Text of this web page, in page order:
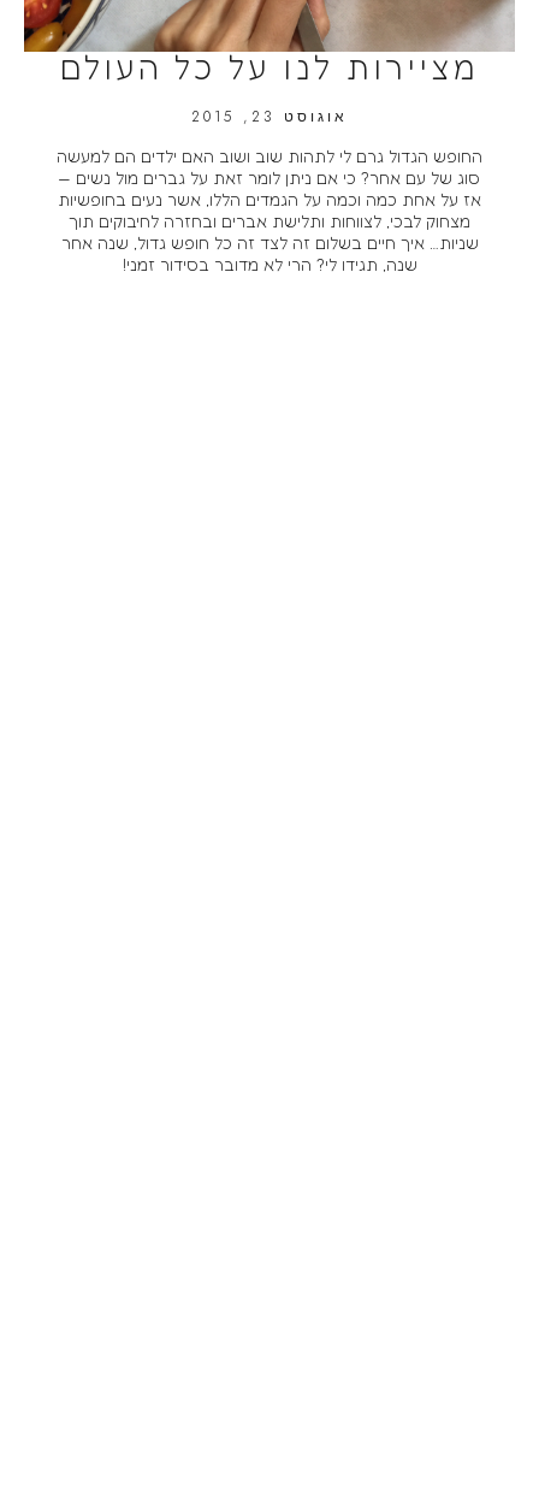
מציירות לנו על כל העולם
אוגוסט 23, 2015
החופש הגדול גרם לי לתהות שוב ושוב האם ילדים הם למעשה
סוג של עם אחר? כי אם ניתן לומר זאת על גברים מול נשים —
אז על אחת כמה וכמה על הגמדים הללו, אשר נעים בחופשיות
מצחוק לבכי, לצווחות ותלישת אברים ובחזרה לחיבוקים תוך
שניות… איך חיים בשלום זה לצד זה כל חופש גדול, שנה אחר
שנה, תגידו לי? הרי לא מדובר בסידור זמני!